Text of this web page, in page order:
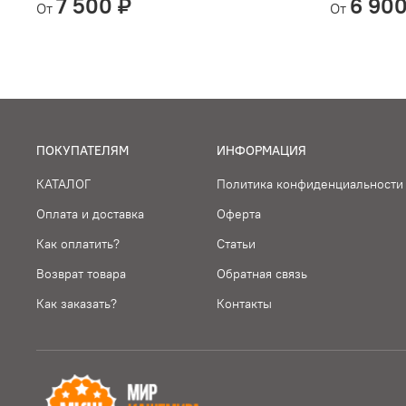
От 7 500 ₽ От 6
ПОКУПАТЕЛЯМ
КАТАЛОГ
Оплата и доставка
Как оплатить?
Возврат товара
Как заказать?
ИНФОРМАЦИЯ
Политика конфиденциальности
Оферта
Статьи
Обратная связь
Контакты